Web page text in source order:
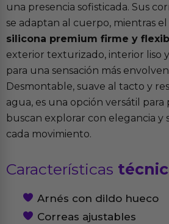
una presencia sofisticada. Sus
se adaptan al cuerpo, mientras
silicona premium firme y
exterior texturizado, interior liso
para una sensación más
Desmontable, suave al tacto y
agua, es una opción versátil para
buscan explorar con elegancia y
cada movimiento.
Características
Arnés con dildo hueco
Correas ajustables